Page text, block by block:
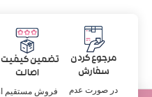
مرجوع کردن
سفارش
در صورت عدم
تضمین کیفیت
اصالت
فروش مستقیم